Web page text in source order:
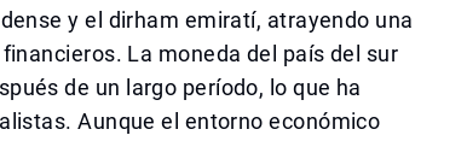
y el dirham emiratí, atrayendo una
La moneda del país del sur
de un largo período, lo que ha
Aunque el entorno económico